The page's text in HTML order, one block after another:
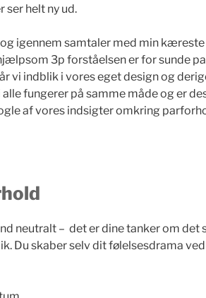
ser helt ny ud.
igennem samtaler med min
3p forståelsen er for sunde
vi indblik i vores eget design og
fungerer på samme måde og er
af vores indsigter omkring
neutralt – det er dine tanker om det
Du skaber selv dit følelsesdrama